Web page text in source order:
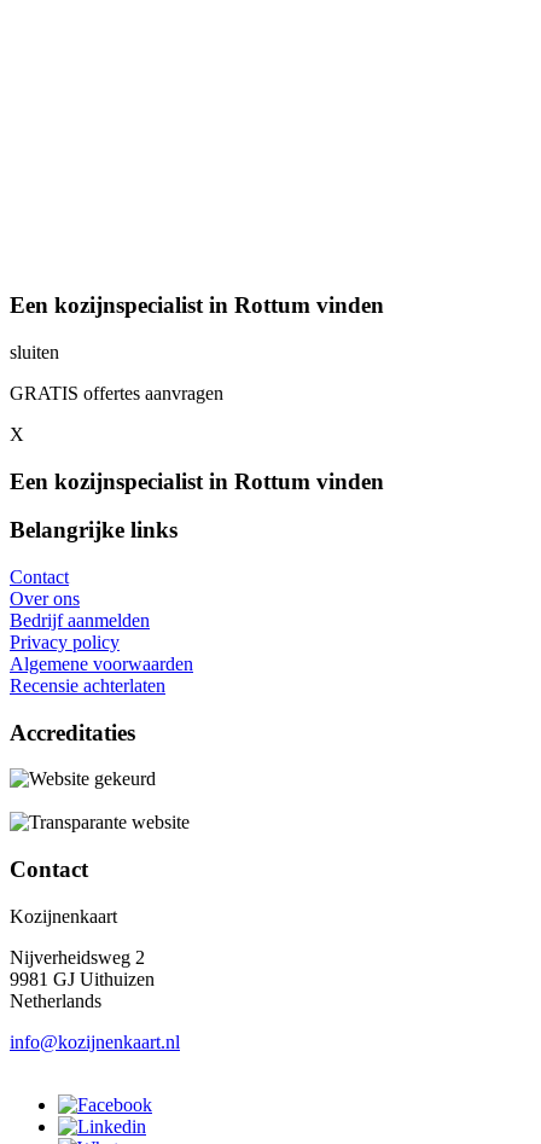
Een kozijnspecialist in Rottum vinden
sluiten
GRATIS offertes aanvragen
X
Een kozijnspecialist in Rottum vinden
Belangrijke links
Contact
Over ons
Bedrijf aanmelden
Privacy policy
Algemene voorwaarden
Recensie achterlaten
Accreditaties
Contact
Kozijnenkaart
Nijverheidsweg 2
9981 GJ Uithuizen
Netherlands
info@kozijnenkaart.nl